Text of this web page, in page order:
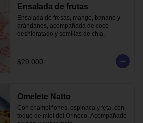
Ensalada de frutas
Ensalada de fresas, mango, banano y
arándanos, acompañada de coco
deshidratado y semillas de chía.
$29.000
Omelete Natto
Con champiñones, espinaca y feta, con
toque de miel del Orinoco. Acompañado